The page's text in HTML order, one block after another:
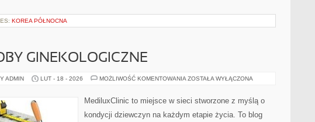
KOREA PÓŁNOCNA
GINEKOLOGICZNE
ADMIN LUT - 18 - 2026 MOŻLIWOŚĆ KOMENTOWANIA CHOROBY
ZOSTAŁA WYŁĄCZONA
MediluxClinic to miejsce w sieci stworzone z myślą o
kondycji dziewczyn na każdym etapie życia. To blog